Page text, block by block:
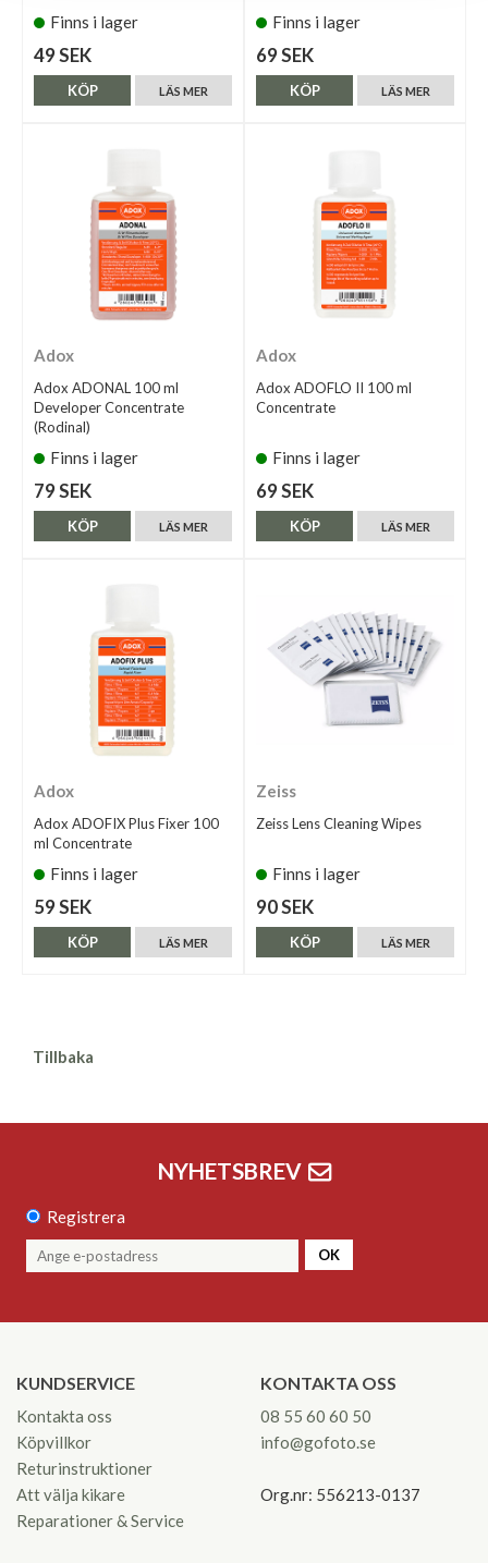
Finns i lager
49 SEK
LÄS MER
KÖP
Finns i lager
69 SEK
LÄS MER
KÖP
Adox
Adox ADONAL 100 ml
Developer Concentrate
(Rodinal)
Finns i lager
79 SEK
LÄS MER
KÖP
Adox
Adox ADOFLO II 100 ml
Concentrate
Finns i lager
69 SEK
LÄS MER
KÖP
Adox
Adox ADOFIX Plus Fixer 100
ml Concentrate
Finns i lager
59 SEK
LÄS MER
KÖP
Zeiss
Zeiss Lens Cleaning Wipes
Finns i lager
90 SEK
LÄS MER
KÖP
Tillbaka
NYHETSBREV
Registrera
OK
KUNDSERVICE
Kontakta oss
Köpvillkor
Returinstruktioner
Att välja kikare
Reparationer & Service
KONTAKTA OSS
08 55 60 60 50
info@gofoto.se
Org.nr: 556213-0137